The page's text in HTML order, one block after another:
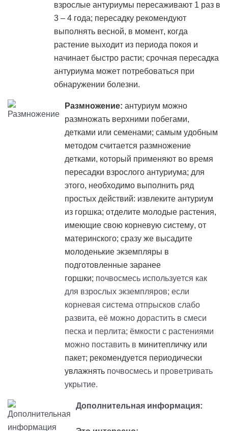
взрослые антуриумы пересаживают 1 раз в
3 – 4 года; пересадку рекомендуют
выполнять весной, в момент, когда
растение выходит из периода покоя и
начинает быстро расти; срочная пересадка
антуриума может потребоваться при
обнаружении болезни.
Размножение: антуриум можно
размножать верхними побегами,
детками или семенами; самым удобным
методом считается размножение
детками, который применяют во время
пересадки взрослого антуриума; для
этого, необходимо выполнить ряд
простых действий: извлеките антуриум
из горшка; отделите молодые растения,
имеющие свою корневую систему, от
материнского; сразу же высадите
молоденькие экземпляры в
подготовленные заранее
горшки; почвосмесь используется как
для взрослых экземпляров; если
корневая система отпрысков слабо
развита, её можно дорастить в смеси
песка и перлита; ёмкости с растениями
можно поставить в минитепличку или
пакет; рекомендуется периодически
увлажнять почвосмесь и проветривать
укрытие.
Дополнительная информация: